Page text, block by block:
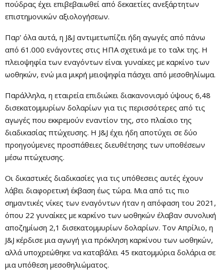
πούδρας έχει επιβεβαιωθεί από δεκαετίες ανεξάρτητων
επιστημονικών αξιολογήσεων.
Παρ’ όλα αυτά, η J&J αντιμετωπίζει ήδη αγωγές από πάνω
από 61.000 ενάγοντες στις ΗΠΑ σχετικά με το ταλκ της. Η
πλειοψηφία των εναγόντων είναι γυναίκες με καρκίνο των
ωοθηκών, ενώ μια μικρή μειοψηφία πάσχει από μεσοθηλίωμα.
Παράλληλα, η εταιρεία επιδιώκει διακανονισμό ύψους 6,48
δισεκατομμυρίων δολαρίων για τις περισσότερες από τις
αγωγές που εκκρεμούν εναντίον της, στο πλαίσιο της
διαδικασίας πτώχευσης. Η J&J έχει ήδη αποτύχει σε δύο
προηγούμενες προσπάθειες διευθέτησης των υποθέσεων
μέσω πτώχευσης.
Οι δικαστικές διαδικασίες για τις υπόθεσεις αυτές έχουν
λάβει διαφορετική έκβαση έως τώρα. Μια από τις πιο
σημαντικές νίκες των εναγόντων ήταν η απόφαση του 2021,
όπου 22 γυναίκες με καρκίνο των ωοθηκών έλαβαν συνολική
αποζημίωση 2,1 δισεκατομμυρίων δολαρίων. Τον Απρίλιο, η
J&J κέρδισε μια αγωγή για πρόκληση καρκίνου των ωοθηκών,
αλλά υποχρεώθηκε να καταβάλει 45 εκατομμύρια δολάρια σε
μια υπόθεση μεσοθηλιώματος.